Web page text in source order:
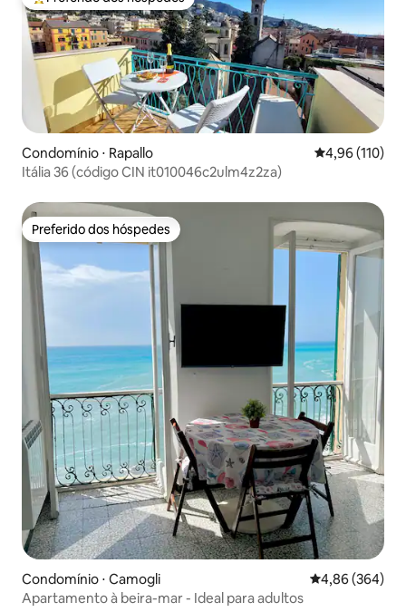
Entre os melhores preferidos dos hóspedes
Condomínio ⋅ Rapallo 4,96 de uma
4,96 (110)
Itália 36 (código CIN it010046c2ulm4z2za)
Preferido dos hóspedes
Preferido dos hóspedes
Condomínio ⋅ Camogli 4,86 de uma
4,86 (364)
Apartamento à beira-mar - Ideal para adultos